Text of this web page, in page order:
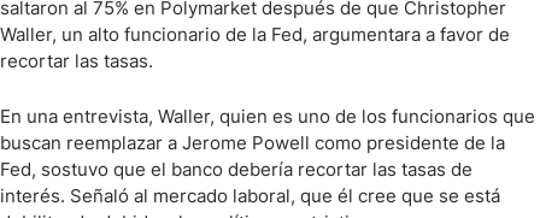
saltaron al 75% en Polymarket después de que Christopher
Waller, un alto funcionario de la Fed, argumentara a favor de
recortar las tasas.
En una entrevista, Waller, quien es uno de los funcionarios que
buscan reemplazar a Jerome Powell como presidente de la
Fed, sostuvo que el banco debería recortar las tasas de
interés. Señaló al mercado laboral, que él cree que se está